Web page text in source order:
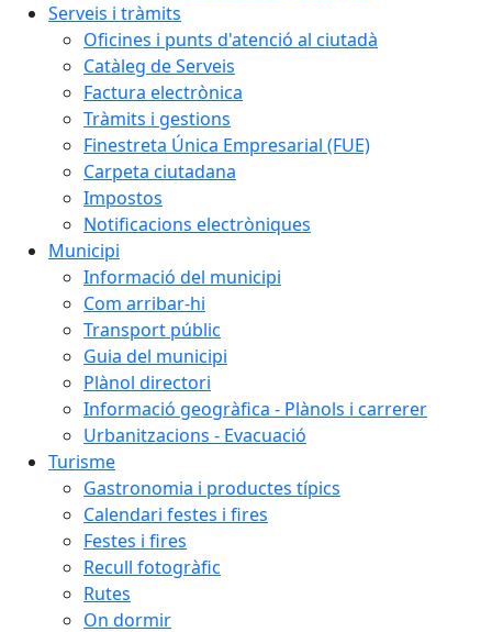
Serveis i tràmits
Oficines i punts d'atenció al ciutadà
Catàleg de Serveis
Factura electrònica
Tràmits i gestions
Finestreta Única Empresarial (FUE)
Carpeta ciutadana
Impostos
Notificacions electròniques
Municipi
Informació del municipi
Com arribar-hi
Transport públic
Guia del municipi
Plànol directori
Informació geogràfica - Plànols i carrerer
Urbanitzacions - Evacuació
Turisme
Gastronomia i productes típics
Calendari festes i fires
Festes i fires
Recull fotogràfic
Rutes
On dormir